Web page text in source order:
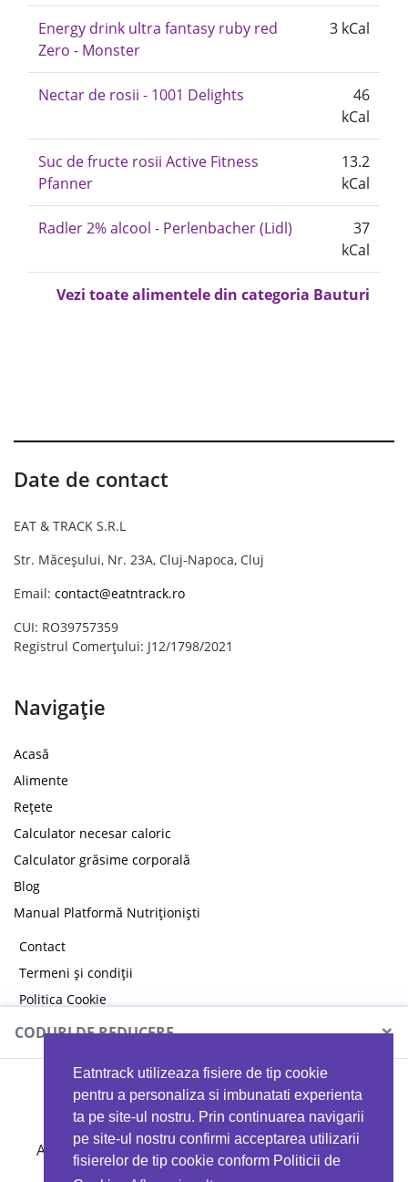
Eatntrack utilizeaza fisiere de tip cookie
pentru a personaliza si imbunatati experienta
ta pe site-ul nostru. Prin continuarea navigarii
pe site-ul nostru confirmi acceptarea utilizarii
fisierelor de tip cookie conform Politicii de
Energy drink ultra fantasy ruby red
Zero - Monster
3 kCal
Nectar de rosii - 1001 Delights
46
kCal
Suc de fructe rosii Active Fitness
Pfanner
13.2
kCal
Radler 2% alcool - Perlenbacher (Lidl)
37
kCal
Vezi toate alimentele din categoria Bauturi
Date de contact
EAT & TRACK S.R.L
Str. Măceșului, Nr. 23A, Cluj-Napoca, Cluj
Email: contact@eatntrack.ro
CUI: RO39757359
Registrul Comerțului: J12/1798/2021
Navigație
Acasă
Alimente
Rețete
Calculator necesar caloric
Calculator grăsime corporală
Blog
Manual Platformă Nutriționiști
Contact
Termeni și condiții
Politica Cookie
Politica de confidențialitate
CODURI DE REDUCERE ×
MYPROTEIN
Ai 40%reducere la orice comandă folosind codul
EATTRACK